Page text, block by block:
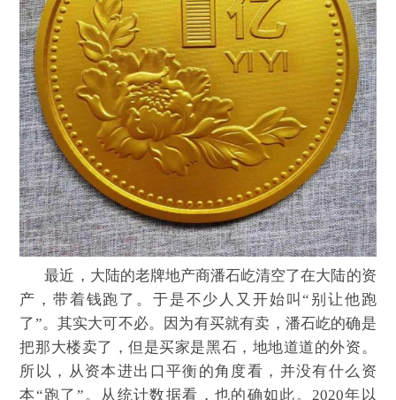
最近，大陆的老牌地产商潘石屹清空了在大陆的资
产，带着钱跑了。于是不少人又开始叫“别让他跑
了”。其实大可不必。因为有买就有卖，潘石屹的确是
把那大楼卖了，但是买家是黑石，地地道道的外资。
所以，从资本进出口平衡的角度看，并没有什么资
本“跑了”。从统计数据看，也的确如此。 2020年以